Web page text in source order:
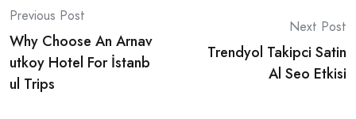
Post
navigation
Previous Post
Why Choose An Arnav
utkoy Hotel For İstanb
ul Trips
Next Post
Trendyol Takipci Satin
Al Seo Etkisi